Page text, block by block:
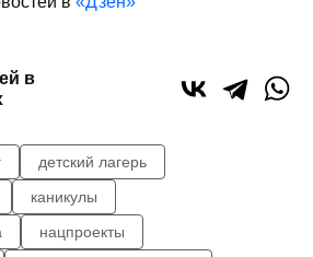
в
детский лагерь
каникулы
нацпроекты